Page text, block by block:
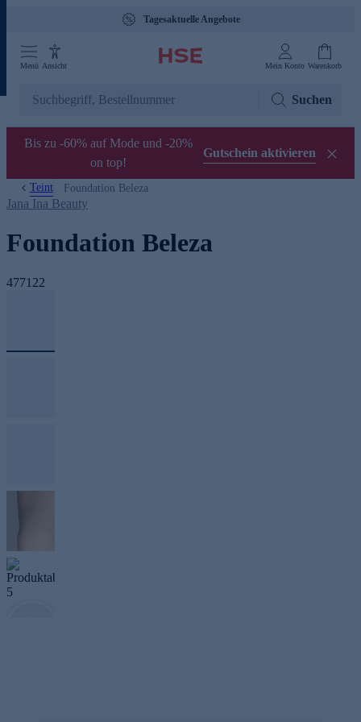
Tagesaktuelle Angebote
Menü Ansicht Mein Konto Warenkorb
Suchen
Bis zu -60% auf Mode und -20%
on top!
Gutschein aktivieren
Teint Foundation Beleza
Jana Ina Beauty
Foundation Beleza
477122